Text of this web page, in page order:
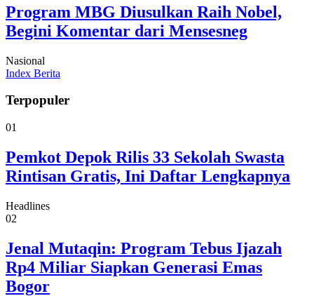
Program MBG Diusulkan Raih Nobel,
Begini Komentar dari Mensesneg
Nasional
Index Berita
Terpopuler
01
Pemkot Depok Rilis 33 Sekolah Swasta
Rintisan Gratis, Ini Daftar Lengkapnya
Headlines
02
Jenal Mutaqin: Program Tebus Ijazah
Rp4 Miliar Siapkan Generasi Emas
Bogor